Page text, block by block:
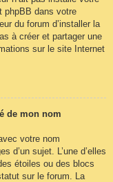
phpBB dans votre
du forum d’installer la
à créer et partager une
sur le site Internet
de mon nom
votre nom
d’un sujet. L’une d’elles
étoiles ou des blocs
sur le forum. La